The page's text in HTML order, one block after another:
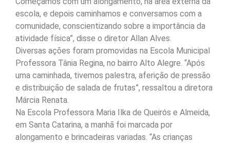
escola, e depois caminhamos e conversamos com a
comunidade, conscientizando sobre a importância da
atividade física”, disse o diretor Allan Alves.
Diversas ações foram promovidas na Escola Municipal
Professora Tânia Regina, no bairro Alto Alegre. “Após
uma caminhada, tivemos palestra, aferição de pressão
e distribuição de salada de frutas”, ressaltou a diretora
Márcia Renata.
Na Escola Professora Maria Ilka de Queirós e Almeida,
em Santa Catarina, a manhã foi marcada por
alongamento e brincadeiras variadas. “As crianças